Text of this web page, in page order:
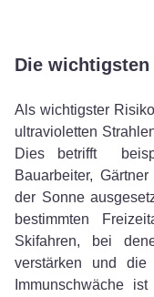
Die
Als wichtigster
ultravioletten
Dies betrifft
Bauarbeiter,
der Sonne
bestimmten
Skifahren, bei
verstärken und die
Immunschwäche